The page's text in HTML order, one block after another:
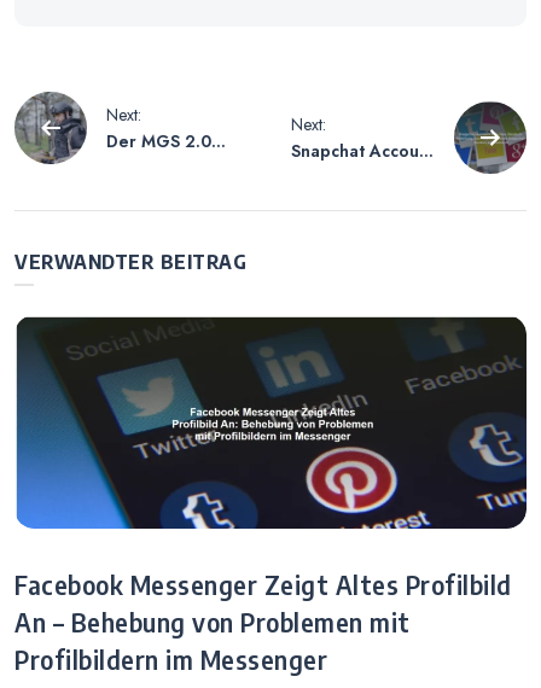
Beitragsnavigation
Next:
Der MGS 2.0
Einsatzkräfte
Next:
Snapchat Account
– Anleitung zum
VERWANDTER BEITRAG
Facebook Messenger Zeigt Altes Profilbild
An – Behebung von Problemen mit
Profilbildern im Messenger